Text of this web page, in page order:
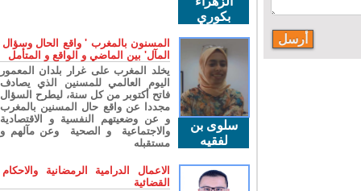
بكوري
سلوى بن
لفقيه
المسنون بالمغرب ' واقع الحال وسؤال
المآل' بين الماضي و الواقع و المتأمل
يخلد المغرب على غرار بلدان المعمور
اليوم العالمي للمسنين الذي يصادف
فاتح أكتوبر من كل سنة، ليطرح السؤال
مجددا عن واقع حال المسنين بالمغرب
و عن وضعيتهم النفسية و الاقتصادية
والاجتماعية و الصحية وعن مآلهم و
مستقبله
الاعمال الدرامية الرمضانية والاحكام
القضائية